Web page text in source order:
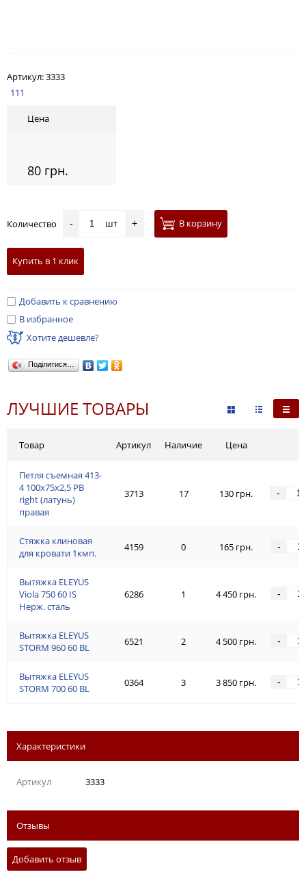
Артикул:3333
111
Цена
80 грн.
Количество - шт + В корзину
Купить в 1 клик
Добавить к сравнению
В избранное
Хотите дешевле?
Поділитися…
ЛУЧШИЕ ТОВАРЫ
Товар
Петля съемная 413-
4 100x75x2,5 PB
right (латунь)
правая
Стяжка клиновая
для кровати 1кмп.
Вытяжка ELEYUS
Viola 750 60 IS
Нерж. сталь
Вытяжка ELEYUS
STORM 960 60 BL
Вытяжка ELEYUS
STORM 700 60 BL
Артикул Наличие Цена
3713 17 130 грн. -
4159 0 165 грн. -
6286 1 4 450 грн. -
6521 2 4 500 грн. -
0364 3 3 850 грн. -
Характеристики
Артикул 3333
Отзывы
Добавить отзыв